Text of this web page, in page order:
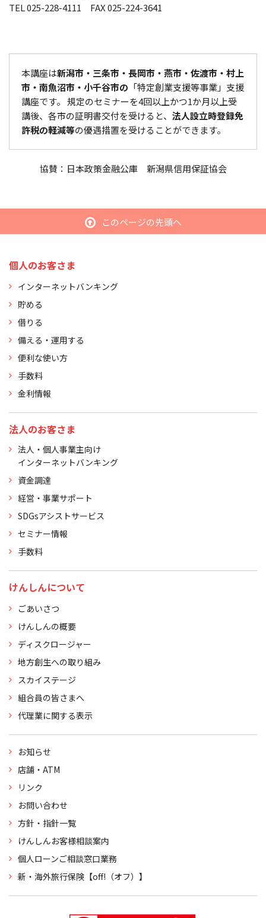
TEL 025-228-4111 FAX 025-224-3641
本講座は新潟市・三条市・長岡市・燕市・佐渡市・村上
市・南魚沼市・小千谷市の 「特定創業支援等事業」支援
講座です。 規定のセミナーを4回以上かつ1か月以上受
講後、各市の証明書交付を受けると、 法人設立時登録免
許税の軽減等の優遇措置を受けることができます。
協賛：日本政策金融公庫 新潟県信用保証協会
このページの先頭へ
個人のお客さま
インターネットバンキング
貯める
借りる
備える・運用する
便利な使い方
手数料
金利情報
法人のお客さま
法人・個人事業主向け
インターネットバンキング
資金調達
経営・事業サポート
SDGsアシストサービス
セミナー情報
手数料
けんしんについて
ごあいさつ
けんしんの概要
ディスクロージャー
地方創生への取り組み
スカイステージ
組合員の皆さまへ
代理業に関する表示
お知らせ
店舗・ATM
リンク
お問い合わせ
方針・指針一覧
けんしんお客様相談案内
個人ローンご相談窓口業務
新・海外旅行保険【off!（オフ）】